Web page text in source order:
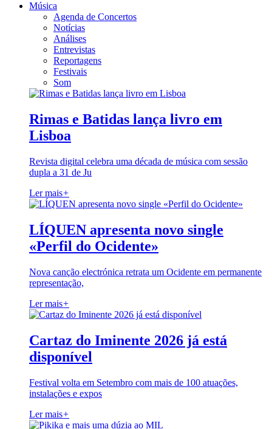
Música
Agenda de Concertos
Notícias
Análises
Entrevistas
Reportagens
Festivais
Som
Rimas e Batidas lança livro em
Lisboa
Revista digital celebra uma década de música com sessão
dupla a 31 de Ju
Ler mais+
LÍQUEN apresenta novo single
«Perfil do Ocidente»
Nova canção electrónica retrata um Ocidente em permanente
representação,
Ler mais+
Cartaz do Iminente 2026 já está
disponível
Festival volta em Setembro com mais de 100 atuações,
instalações e expos
Ler mais+